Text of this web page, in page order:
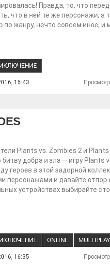
Правда, то, что
что в ней те же персонажи,
по жанру, нечто совсем иное, и
16:43
Plants vs. Zombies 2 и
битву добра и зла — игру Plants
героев в этой задорной
персонажами и давайте
устройствах выбирайте
ONLINE
16:35